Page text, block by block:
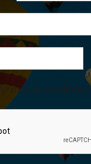
et conditions